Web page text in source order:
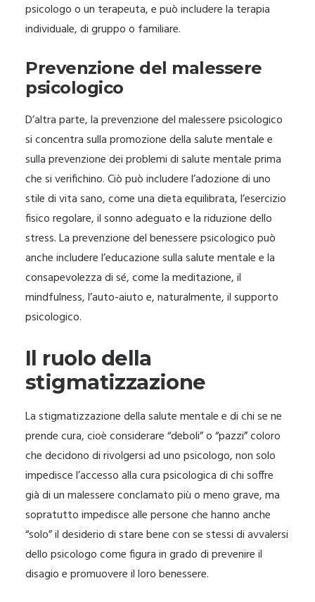
psicologo o un terapeuta, e può includere la terapia
individuale, di gruppo o familiare.
Prevenzione del malessere
psicologico
D’altra parte, la prevenzione del malessere psicologico
si concentra sulla promozione della salute mentale e
sulla prevenzione dei problemi di salute mentale prima
che si verifichino. Ciò può includere l’adozione di uno
stile di vita sano, come una dieta equilibrata, l’esercizio
fisico regolare, il sonno adeguato e la riduzione dello
stress. La prevenzione del benessere psicologico può
anche includere l’educazione sulla salute mentale e la
consapevolezza di sé, come la meditazione, il
mindfulness, l’auto-aiuto e, naturalmente, il supporto
psicologico.
Il ruolo della
stigmatizzazione
La stigmatizzazione della salute mentale e di chi se ne
prende cura, cioè considerare “deboli” o “pazzi” coloro
che decidono di rivolgersi ad uno psicologo, non solo
impedisce l’accesso alla cura psicologica di chi soffre
già di un malessere conclamato più o meno grave, ma
sopratutto impedisce alle persone che hanno anche
“solo” il desiderio di stare bene con se stessi di avvalersi
dello psicologo come figura in grado di prevenire il
disagio e promuovere il loro benessere.